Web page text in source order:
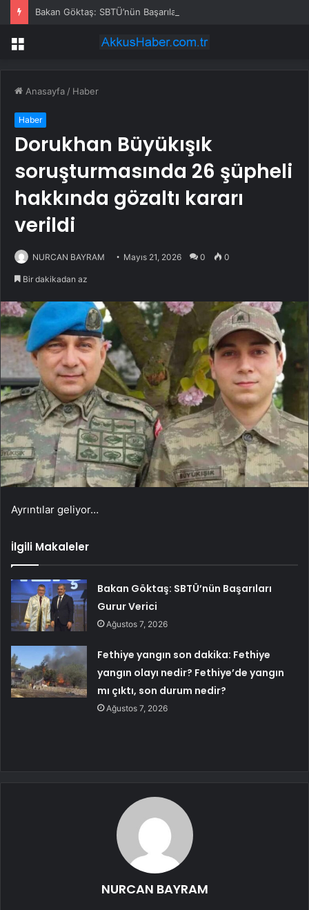
Bakan Göktaş: SBTÜ’nün Başarıları Gurur Verici
Menü
Anasayfa / Haber
Haber
Dorukhan Büyükışık
soruşturmasında 26 şüpheli
hakkında gözaltı kararı
verildi
NURCAN BAYRAM Mayıs 21, 2026 0 0
Bir dakikadan az
Ayrıntılar geliyor…
İlgili Makaleler
Bakan Göktaş: SBTÜ’nün Başarıları
Gurur Verici
Ağustos 7, 2026
Fethiye yangın son dakika: Fethiye
yangın olayı nedir? Fethiye’de yangın
mı çıktı, son durum nedir?
Ağustos 7, 2026
NURCAN BAYRAM